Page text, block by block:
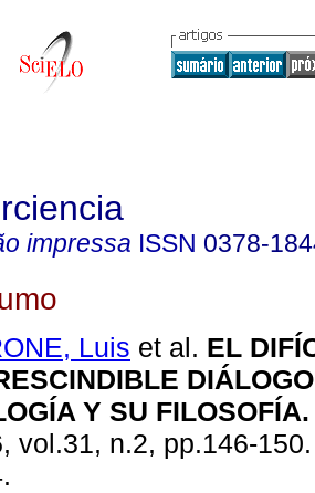
impressa ISSN 0378-
Luis et al. EL
Y SU FILOSOFÍA.
vol.31, n.2, pp.146-